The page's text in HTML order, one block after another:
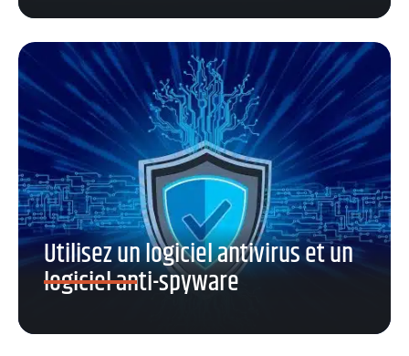
Utilisez un logiciel antivirus et un
logiciel anti-spyware